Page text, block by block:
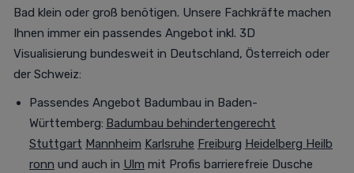
Bad klein oder groß benötigen. Unsere Fachkräfte machen
Ihnen immer ein passendes Angebot inkl. 3D
Visualisierung bundesweit in Deutschland, Österreich oder
der Schweiz:
Passendes Angebot Badumbau in Baden-
Württemberg: Badumbau behindertengerecht
Stuttgart Mannheim Karlsruhe Freiburg Heidelberg Heilb
ronn und auch in Ulm mit Profis barrierefreie Dusche